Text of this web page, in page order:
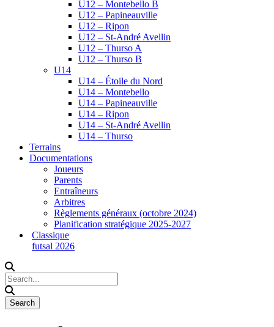
U12 – Montebello B
U12 – Papineauville
U12 – Ripon
U12 – St-André Avellin
U12 – Thurso A
U12 – Thurso B
U14
U14 – Étoile du Nord
U14 – Montebello
U14 – Papineauville
U14 – Ripon
U14 – St-André Avellin
U14 – Thurso
Terrains
Documentations
Joueurs
Parents
Entraîneurs
Arbitres
Règlements généraux (octobre 2024)
Planification stratégique 2025-2027
Classique
futsal 2026